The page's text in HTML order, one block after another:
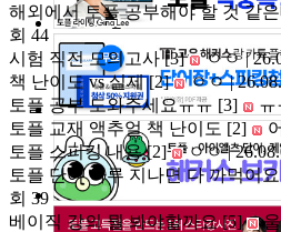
해외에서 토플 공부해야 할 것 같
회 44
시험 직전 모의고사[3]
ㅇㅇ |
책 난이도 vs 실제[2]
ㅇㅇ |
토플 공부 도와주세요ㅠㅠ [3]
ㅠ
토플 교재 액추얼 책 난이도 [2]
토플 스피킹 내용[2]
ㅇㅇ |
토플 단어 하루 지나면 다 까먹어
회 39
베이직 강의 뭘 봐야할까요[5]